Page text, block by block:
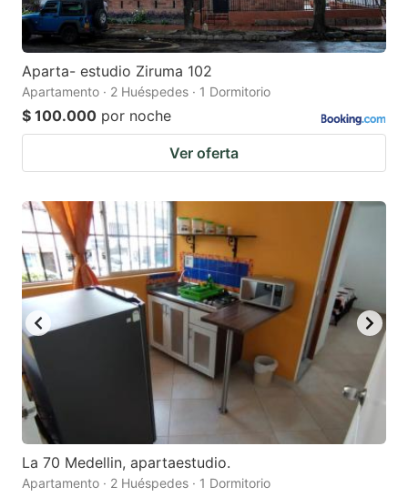
Aparta- estudio Ziruma 102
Apartamento · 2 Huéspedes · 1 Dormitorio
$ 100.000 por noche
Ver oferta
La 70 Medellin, apartaestudio.
Apartamento · 2 Huéspedes · 1 Dormitorio